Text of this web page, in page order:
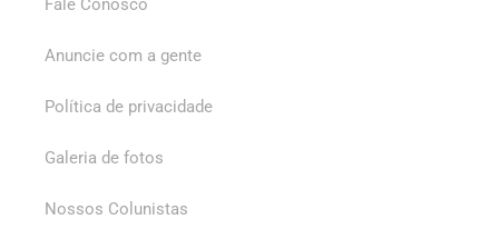
Fale Conosco
Anuncie com a gente
Política de privacidade
Galeria de fotos
Nossos Colunistas